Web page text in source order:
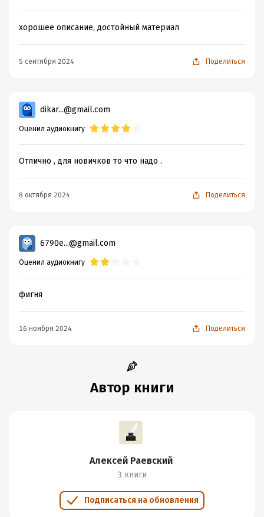
хорошее описание, достойный материал
5 сентября 2024 Поделиться
dikar...@gmail.com
Оценил аудиокнигу
Отлично , для новичков то что надо .
8 октября 2024 Поделиться
6790e...@gmail.com
Оценил аудиокнигу
фигня
16 ноября 2024 Поделиться
Автор книги
Алексей Раевский
3 книги
Подписаться на обновления